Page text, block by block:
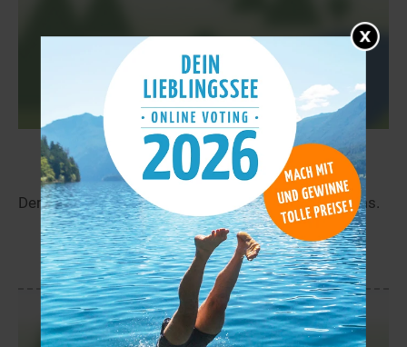
Čaccajav’ri 22,3 km
Der Čaccajav’ri liegt in der Nähe von Oteren in Troms.
mehr